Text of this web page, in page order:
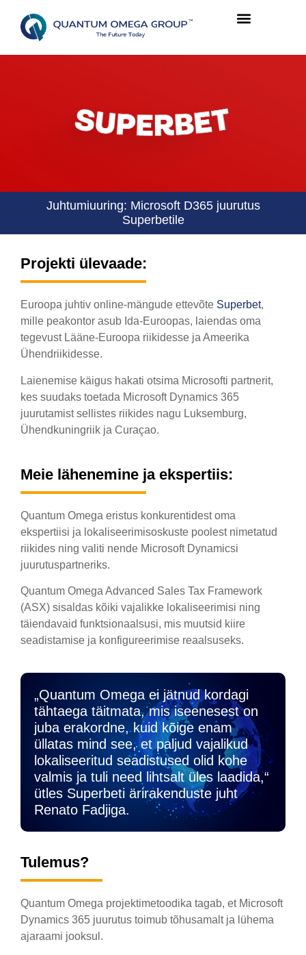
Juhtumiuuring: Microsoft D365 juurutus
Superbetile
Projekti ülevaade:
Euroopa juhtiv online-mängude ettevõte Superbet,
mille peakontor asub Ida-Euroopas, laiendas oma
tegevust Lääne-Euroopa riikidesse ja Ameerika
Ühendriikidesse.
Laienemise käigus hakati otsima Microsofti partnerit,
kes suudaks toetada Microsoft Dynamics 365
juurutamist sellistes riikides nagu Luksemburg,
Ühendkuningriik ja Curaçao.
Meie lähenemine ja ekspertiis:
Quantum Omega eristus konkurentidest oma
ekspertiisi ja lokaliseerimisoskuste poolest nimetatud
riikides ning valiti nende Microsoft Dynamicsi
juurutuspartneriks.
Quantum Omega Advanced Sales Tax Framework
(ASX) sisaldas kõiki vajalikke lokaliseerimisi ning
täiendavaid funktsionaalsusi, mis muutsid kiire
seadistamise ja konfigureerimise reaalsuseks.
„Quantum Omega ei jätnud kordagi
tähtaega täitmata, mis iseenesest on
juba erakordne, kuid kõige enam
üllatas mind see, et paljud vajalikud
lokaliseeritud seadistused olid kohe
valmis ja tuli need lihtsalt üles laadida,“
ütles Superbeti ärirakenduste juht
Renato Fadjiga.
Tulemus?
Quantum Omega projektimetoodika tagab, et Microsoft
Dynamics 365 juurutus toimub tõhusamalt ja lühema
ajaraami jooksul.